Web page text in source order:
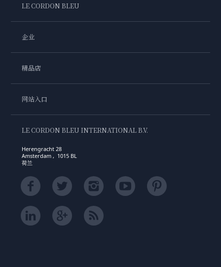
LE CORDON BLEU
企业
精品店
网站入口
LE CORDON BLEU INTERNATIONAL B.V.
Herengracht 28
Amsterdam , 1015 BL
荷兰